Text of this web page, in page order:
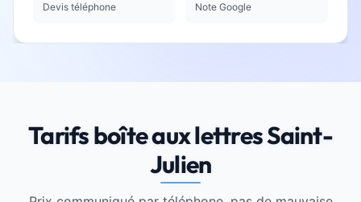
Devis téléphone Note Google
Tarifs boîte aux lettres Saint-
Julien